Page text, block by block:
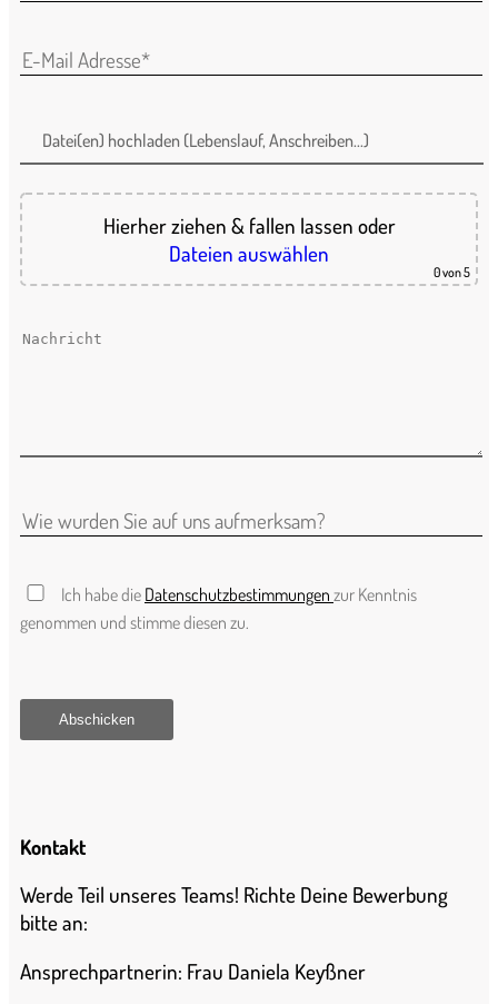
Datei(en) hochladen (Lebenslauf, Anschreiben...)
Hierher ziehen & fallen lassen oder
Dateien auswählen
0von 5
Ich habe die Datenschutzbestimmungen zur Kenntnis
genommen und stimme diesen zu.
Kontakt
Werde Teil unseres Teams! Richte Deine Bewerbung
bitte an:
Ansprechpartnerin: Frau Daniela Keyßner